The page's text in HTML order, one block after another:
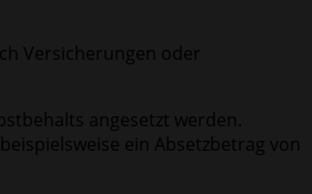
Versicherungen oder
angesetzt werden.
ein Absetzbetrag von